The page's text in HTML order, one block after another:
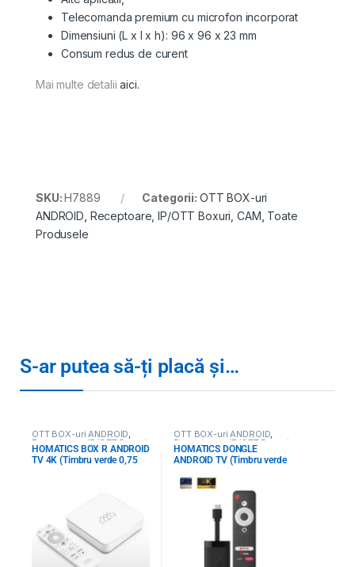
Telecomanda premium cu microfon incorporat
Dimensiuni (L x l x h): 96 x 96 x 23 mm
Consum redus de curent
Mai multe detaliiaici.
SKU:H7889 Categorii: OTT BOX-uri
ANDROID Receptoare, IP/OTT Boxuri, CAM Toate
Produsele
S-ar putea să-ți placă și…
OTT BOX-uri ANDROID,
Receptoare, IP/OTT Boxuri,
CAM,Toate Produsele
HOMATICS BOX R ANDROID
TV 4K (Timbru verde 0,75
OTT BOX-uri ANDROID,
Receptoare, IP/OTT Boxuri,
CAM,Toate Produsele
HOMATICS DONGLE
ANDROID TV (Timbru verde